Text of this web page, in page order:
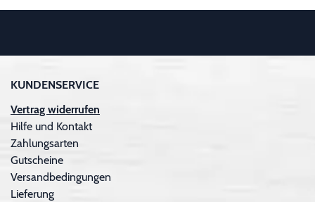
KUNDENSERVICE
Vertrag widerrufen
Hilfe und Kontakt
Zahlungsarten
Gutscheine
Versandbedingungen
Lieferung